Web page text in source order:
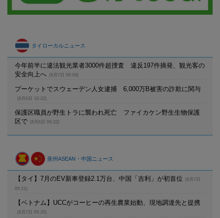
タイローカルニュース
今年前半に違法観光業者3000件超捜査 違反197件摘発、観光客の
安全向上へ
(8月7日 09:04)
プーケットでスウェーデン人女逮捕 6,000万B被害の詐欺に関与
(8月6日 16:22)
保護区職員が野生トラに襲われ死亡 ファイカケン野生生物保護
区で
(8月6日 09:22)
亜州ASEAN・中国ニュース
【タイ】7月のEV新車登録2.1万台、中国「吉利」が初首位
(8月7日
09:21)
【ベトナム】UCCがコーヒーの再生農業始動、現地調達先と提携
(8月7日 09:20)